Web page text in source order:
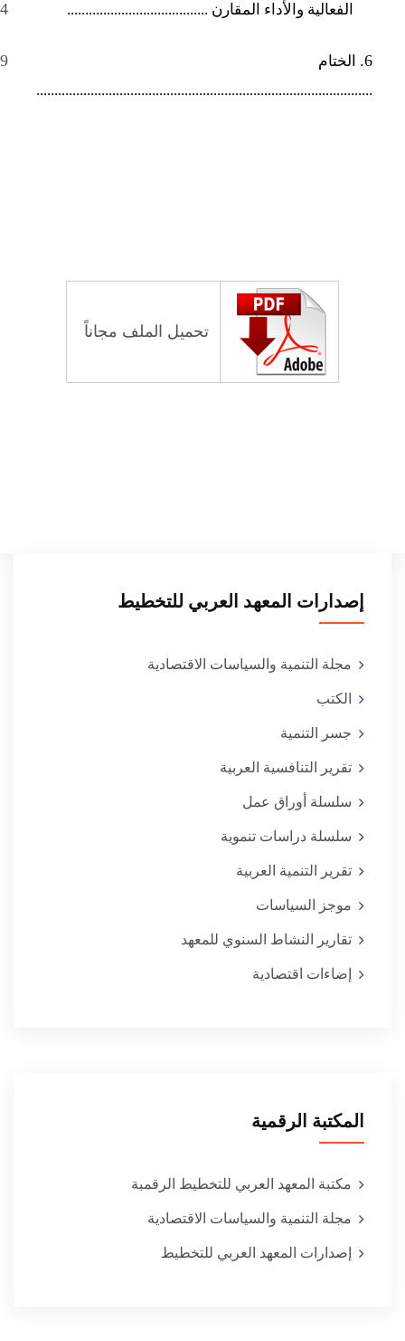
الفعالية والأداء المقارن .......................................
6.
الختام
.............................................................................................
تحميل الملف مجاناً
إصدارات المعهد العربي للتخطيط
مجلة التنمية والسياسات الاقتصادية
الكتب
جسر التنمية
تقرير التنافسية العربية
سلسلة أوراق عمل
سلسلة دراسات تنموية
تقرير التنمية العربية
موجز السياسات
تقارير النشاط السنوي للمعهد
إضاءات اقتصادية
المكتبة الرقمية
مكتبة المعهد العربي للتخطيط الرقمبة
مجلة التنمية والسياسات الاقتصادية
إصدارات المعهد العربي للتخطيط